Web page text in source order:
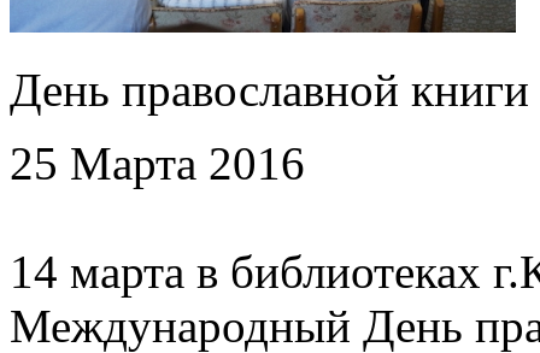
День православной книги
25 Марта 2016
14 марта в библиотеках
Международный День